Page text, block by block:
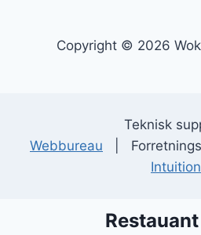
Copyright © 2026
Teknisk
Webbureau |
Intuition